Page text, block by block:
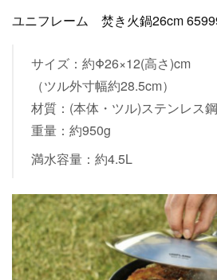
ユニフレーム 焚き火鍋26cm
サイズ：約Φ26×12(高さ)cm
（ツル外寸幅約28.5cm）
材質：(本体・ツル)ステンレス
重量：約950g
満水容量：約4.5L